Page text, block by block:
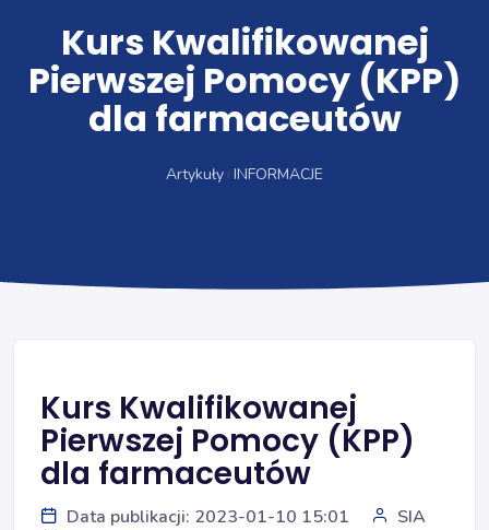
Kurs Kwalifikowanej
Pierwszej Pomocy (KPP)
dla farmaceutów
Artykuły INFORMACJE
Kurs Kwalifikowanej
Pierwszej Pomocy (KPP)
dla farmaceutów
Data publikacji: 2023-01-10 15:01
SIA